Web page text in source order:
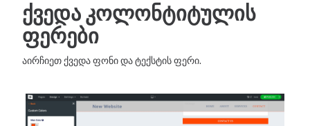
ქვედა კოლონტიტულის
ფერები
აირჩიეთ ქვედა ფონი და ტექსტის ფერი.